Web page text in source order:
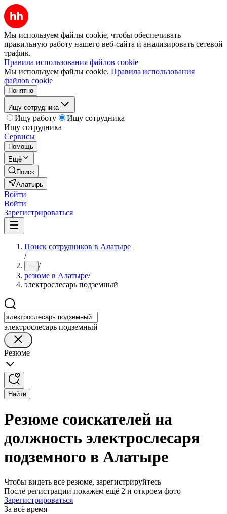
Мы используем файлы cookie, чтобы обеспечивать
правильную работу нашего веб-сайта и анализировать сетевой
трафик.
Правила использования файлов cookie
Мы используем файлы cookie. Правила использования
файлов cookie
Понятно
Ищу сотрудника
Ищу работу
Ищу сотрудника
Ищу сотрудника
Сервисы
Помощь
Ещё
Поиск
Алатырь
Войти
Войти
Зарегистрироваться
Поиск сотрудников в Алатыре
/
... /
резюме в Алатыре/
электрослесарь подземный
электрослесарь подземный
Резюме
Найти
Резюме соискателей на
должность электрослесаря
подземного в Алатыре
Чтобы видеть все резюме, зарегистрируйтесь
После регистрации покажем ещё 2 и откроем фото
Зарегистрироваться
За всё время